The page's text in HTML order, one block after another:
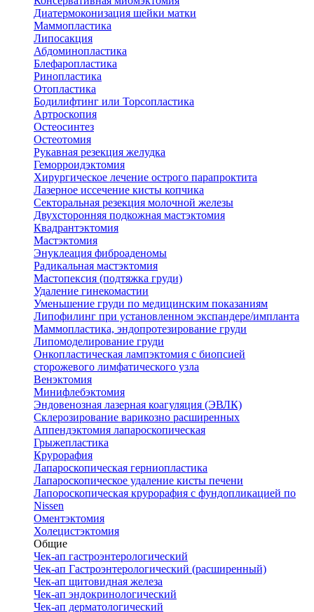
Диатермоконизация шейки матки
Маммопластика
Липосакция
Абдоминопластика
Блефаропластика
Ринопластика
Отопластика
Бодилифтинг или Торсопластика
Артроскопия
Остеосинтез
Остеотомия
Рукавная резекция желудка
Геморроидэктомия
Хирургическое лечение острого парапроктита
Лазерное иссечение кисты копчика
Секторальная резекция молочной железы
Двухсторонняя подкожная мастэктомия
Квадрантэктомия
Мастэктомия
Энуклеация фиброаденомы
Радикальная мастэктомия
Мастопексия (подтяжка груди)
Удаление гинекомастии
Уменьшение груди по медицинским показаниям
Липофилинг при установленном экспандере/импланта
Маммопластика, эндопротезирование груди
Липомоделирование груди
Онкопластическая лампэктомия с биопсией
сторожевого лимфатического узла
Венэктомия
Минифлебэктомия
Эндовенозная лазерная коагуляция (ЭВЛК)
Склерозирование варикозно расширенных
Аппендэктомия лапароскопическая
Грыжепластика
Крурорафия
Лапароскопическая герниопластика
Лапароскопическое удаление кисты печени
Лапороскопическая крурорафия с фундопликацией по
Nissen
Оментэктомия
Холецистэктомия
Общие
Чек-ап гастроэнтерологический
Чек-ап Гастроэнтерологический (расширенный)
Чек-ап щитовидная железа
Чек-ап эндокринологический
Чек-ап дерматологический